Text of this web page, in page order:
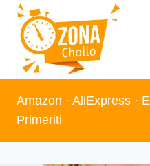
Saltar
contenido
Amazon · AliExpress ·
Primeriti